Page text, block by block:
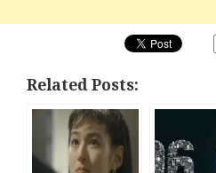
Related Posts: